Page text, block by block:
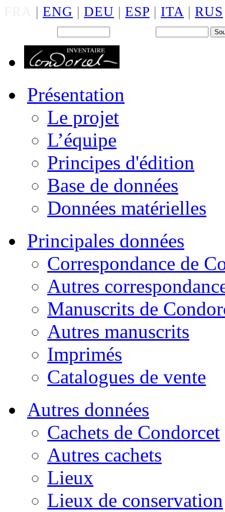
| ENG | DEU | ESP | ITA | RUS
Présentation
Le projet
L’équipe
Principes d'édition
Base de données
Données matérielles
Principales données
Correspondance de
Autres
Manuscrits de
Autres manuscrits
Imprimés
Catalogues de vente
Autres données
Cachets de Condorcet
Autres cachets
Lieux
Lieux de conservation